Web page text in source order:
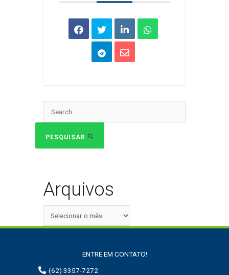
Pesquisar
PESQUISAR
Arquivos
ENTRE EM CONTATO!
(62) 3357-7272